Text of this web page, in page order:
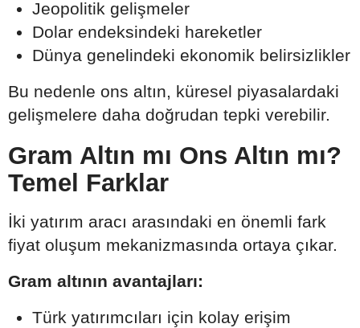
Jeopolitik gelişmeler
Dolar endeksindeki hareketler
Dünya genelindeki ekonomik belirsizlikler
Bu nedenle ons altın, küresel piyasalardaki
gelişmelere daha doğrudan tepki verebilir.
Gram Altın mı Ons Altın mı?
Temel Farklar
İki yatırım aracı arasındaki en önemli fark
fiyat oluşum mekanizmasında ortaya çıkar.
Gram altının avantajları:
Türk yatırımcıları için kolay erişim